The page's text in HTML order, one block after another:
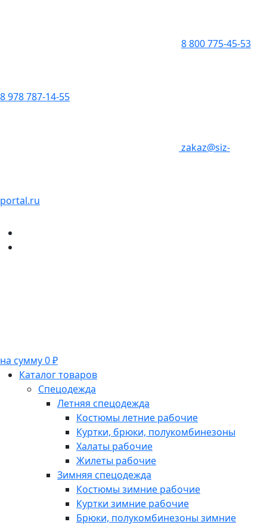
8 800 775-45-53
8 978 787-14-55
zakaz@siz-
portal.ru
на сумму 0 ₽
Каталог товаров
Спецодежда
Летняя спецодежда
Костюмы летние рабочие
Куртки, брюки, полукомбинезоны
Халаты рабочие
Жилеты рабочие
Зимняя спецодежда
Костюмы зимние рабочие
Куртки зимние рабочие
Брюки, полукомбинезоны зимние